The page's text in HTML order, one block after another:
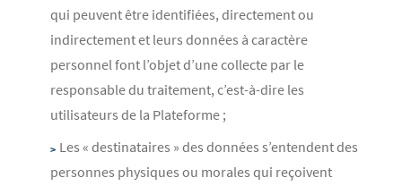
qui peuvent être identifiées, directement ou
indirectement et leurs données à caractère
personnel font l’objet d’une collecte par le
responsable du traitement, c’est-à-dire les
utilisateurs de la Plateforme ;
Les « destinataires » des données s’entendent des
personnes physiques ou morales qui reçoivent